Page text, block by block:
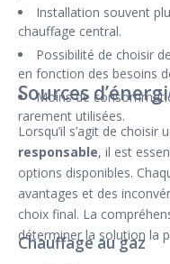
Installation souvent
chauffage central.
Possibilité de choisir
en fonction des besoins
Moins de
rarement utilisées.
Sources
Lorsqu’il s’agit de choisir
responsable, il est
options disponibles.
avantages et des
choix final. La
déterminer la solution la
Chauffage au gaz